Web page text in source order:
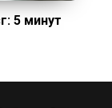
5 минут